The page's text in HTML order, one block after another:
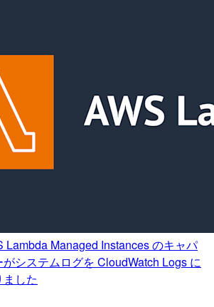
Lambda Managed Instances のキャパ
システムログを CloudWatch Logs に
した